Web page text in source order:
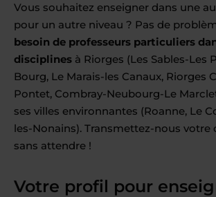
Vous souhaitez enseigner dans une
pour un autre niveau ? Pas de
besoin de professeurs particuliers
disciplines à Riorges (Les Sables-Les
Bourg, Le Marais-les Canaux, Riorges
Pontet, Combray-Neubourg-Le
ses villes environnantes (Roanne, Le
les-Nonains). Transmettez-nous votre
sans attendre !
Votre profil pour